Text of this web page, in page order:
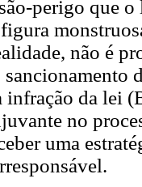
perigo que
não é
infração da lei
no
uma